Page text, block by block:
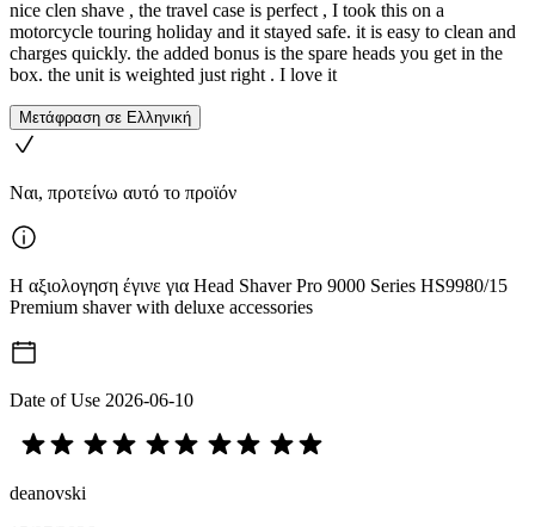
nice clen shave , the travel case is perfect , I took this on a
motorcycle touring holiday and it stayed safe. it is easy to clean and
charges quickly. the added bonus is the spare heads you get in the
box. the unit is weighted just right . I love it
Μετάφραση σε Ελληνική
Ναι, προτείνω αυτό το προϊόν
Η αξιολογηση έγινε για Head Shaver Pro 9000 Series HS9980/15
Premium shaver with deluxe accessories
Date of Use 2026-06-10
deanovski